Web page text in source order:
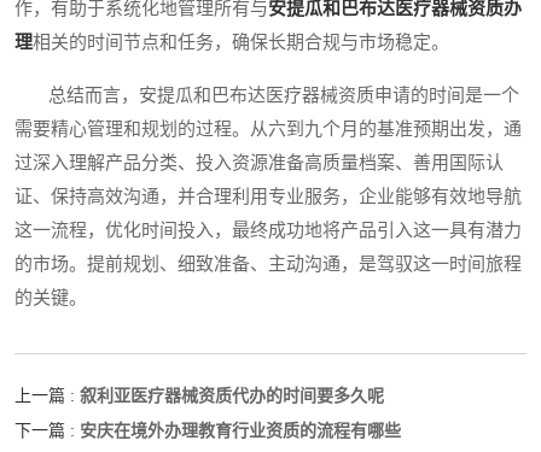
作，有助于系统化地管理所有与安提瓜和巴布达医疗器械资质办
理相关的时间节点和任务，确保长期合规与市场稳定。
总结而言，安提瓜和巴布达医疗器械资质申请的时间是一个
需要精心管理和规划的过程。从六到九个月的基准预期出发，通
过深入理解产品分类、投入资源准备高质量档案、善用国际认
证、保持高效沟通，并合理利用专业服务，企业能够有效地导航
这一流程，优化时间投入，最终成功地将产品引入这一具有潜力
的市场。提前规划、细致准备、主动沟通，是驾驭这一时间旅程
的关键。
上一篇 : 叙利亚医疗器械资质代办的时间要多久呢
下一篇 : 安庆在境外办理教育行业资质的流程有哪些